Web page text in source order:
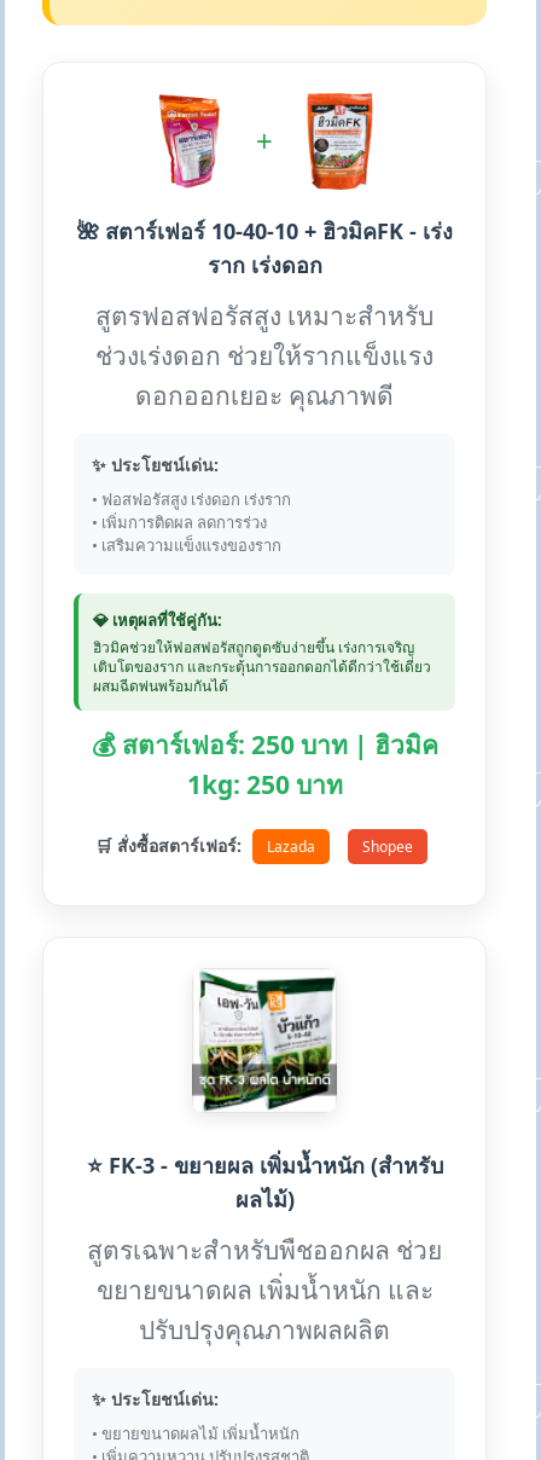
+
🌺 สตาร์เฟอร์ 10-40-10 + ฮิวมิคFK - เร่ง
ราก เร่งดอก
สูตรฟอสฟอรัสสูง เหมาะสำหรับ
ช่วงเร่งดอก ช่วยให้รากแข็งแรง
ดอกออกเยอะ คุณภาพดี
✨ ประโยชน์เด่น:
• ฟอสฟอรัสสูง เร่งดอก เร่งราก
• เพิ่มการติดผล ลดการร่วง
• เสริมความแข็งแรงของราก
💎 เหตุผลที่ใช้คู่กัน:
ฮิวมิคช่วยให้ฟอสฟอรัสถูกดูดซับง่ายขึ้น เร่งการเจริญ
เติบโตของราก และกระตุ้นการออกดอกได้ดีกว่าใช้เดี่ยว
ผสมฉีดพ่นพร้อมกันได้
💰 สตาร์เฟอร์: 250 บาท | ฮิวมิค
1kg: 250 บาท
🛒 สั่งซื้อสตาร์เฟอร์: Lazada Shopee
⭐ FK-3 - ขยายผล เพิ่มน้ำหนัก (สำหรับ
ผลไม้)
สูตรเฉพาะสำหรับพืชออกผล ช่วย
ขยายขนาดผล เพิ่มน้ำหนัก และ
ปรับปรุงคุณภาพผลผลิต
✨ ประโยชน์เด่น:
• ขยายขนาดผลไม้ เพิ่มน้ำหนัก